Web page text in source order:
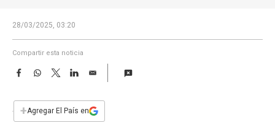
28/03/2025, 03:20
Compartir esta noticia
F
e
b
W
s
T
w
t
L
E
i
l
+Agregar El País en